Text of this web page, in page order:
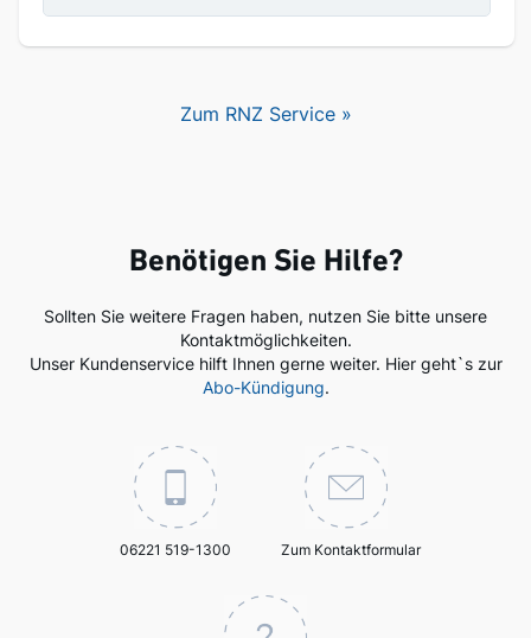
Zum RNZ Service »
Benötigen Sie Hilfe?
Sollten Sie weitere Fragen haben, nutzen Sie bitte unsere
Kontaktmöglichkeiten.
Unser Kundenservice hilft Ihnen gerne weiter. Hier geht`s zur
Abo-Kündigung.
06221 519-1300 Zum Kontaktformular